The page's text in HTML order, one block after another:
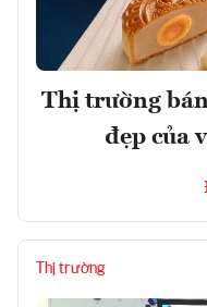
Thị trường
đẹp của
Thị trường